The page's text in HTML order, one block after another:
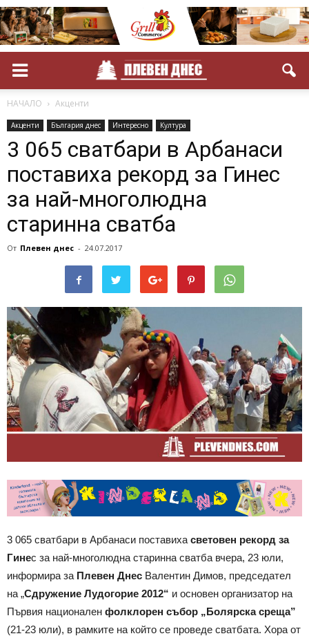
НАЧАЛО Акценти
Акценти България днес Интересно Култура
3 065 сватбари в Арбанаси
поставиха рекорд за Гинес
за най-многолюдна
старинна сватба
От Плевен днес - 24.07.2017
3 065 сватбари в Арбанаси поставиха световен рекорд за
Гинес за най-многолюдна старинна сватба вчера, 23 юли,
информира за Плевен Днес Валентин Димов, председател
на „Сдружение Лудогорие 2012“ и основен организатор на
Първия национален фолклорен събор „Болярска среща”
(21-23 юли), в рамките на който се проведе сватбата. Хора от